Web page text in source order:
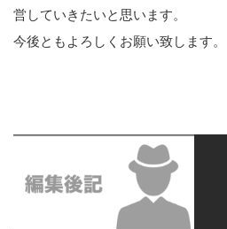
営していきたいと思います。
今後ともよろしくお願い致します。